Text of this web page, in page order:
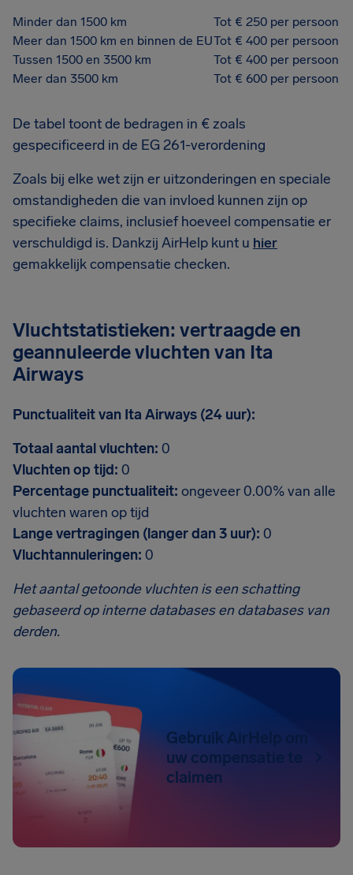
Minder dan 1500 km
Tot € 250 per persoon
Meer dan 1500 km en binnen de EUTot € 400 per persoon
Tussen 1500 en 3500 km
Tot € 400 per persoon
Meer dan 3500 km
Tot € 600 per persoon
De tabel toont de bedragen in € zoals
gespecificeerd in de EG 261-verordening
Zoals bij elke wet zijn er uitzonderingen en speciale
omstandigheden die van invloed kunnen zijn op
specifieke claims, inclusief hoeveel compensatie er
verschuldigd is. Dankzij AirHelp kunt u hier
gemakkelijk compensatie checken.
Vluchtstatistieken: vertraagde en
geannuleerde vluchten van Ita
Airways
Punctualiteit van Ita Airways (24 uur):
Totaal aantal vluchten: 0
Vluchten op tijd: 0
Percentage punctualiteit: ongeveer 0.00% van alle
vluchten waren op tijd
Lange vertragingen (langer dan 3 uur): 0
Vluchtannuleringen: 0
Het aantal getoonde vluchten is een schatting
gebaseerd op interne databases en databases van
derden.
Gebruik AirHelp om
uw compensatie te
claimen